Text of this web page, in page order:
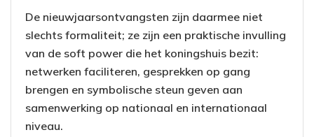
De nieuwjaarsontvangsten zijn daarmee niet
slechts formaliteit; ze zijn een praktische invulling
van de soft power die het koningshuis bezit:
netwerken faciliteren, gesprekken op gang
brengen en symbolische steun geven aan
samenwerking op nationaal en internationaal
niveau.